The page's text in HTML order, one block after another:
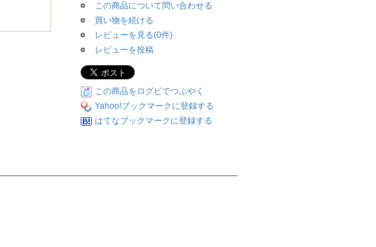
この商品について問い合わせる
買い物を続ける
レビューを見る(0件)
レビューを投稿
この商品をログピでつぶやく
Yahoo!ブックマークに登録する
はてなブックマークに登録する